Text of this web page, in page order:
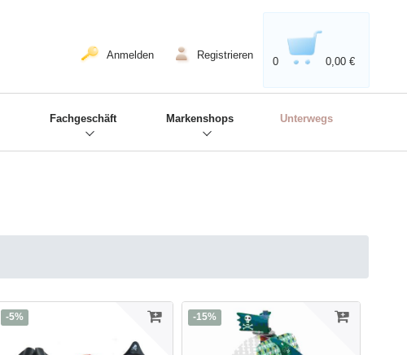
Anmelden Registrieren
0 0,00 €
Fachgeschäft Markenshops Unterwegs
-5% -15%